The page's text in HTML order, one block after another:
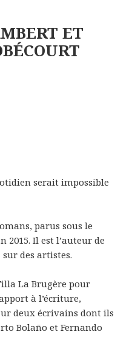
ET
serait impossible
parus sous le
2015. Il est l’auteur de
sur des artistes.
La Brugère pour
à l’écriture,
deux écrivains dont ils
Bolaño et Fernando